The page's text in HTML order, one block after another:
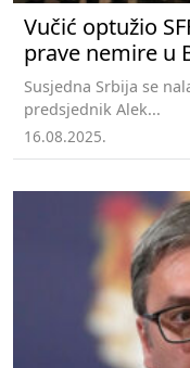
Vučić optužio
prave nemire u
Susjedna Srbija se
predsjednik Alek...
16.08.2025.